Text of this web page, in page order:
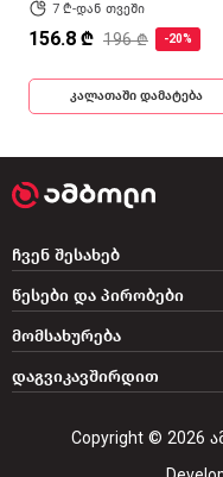
7 ₾-დან თვეში
156.8 ₾ 196 ₾ -20%
კალათაში დამატება
დაგვიკავშირდით
ჩვენ შესახებ
წესები და პირობები
მომსახურება
Copyright © 2026